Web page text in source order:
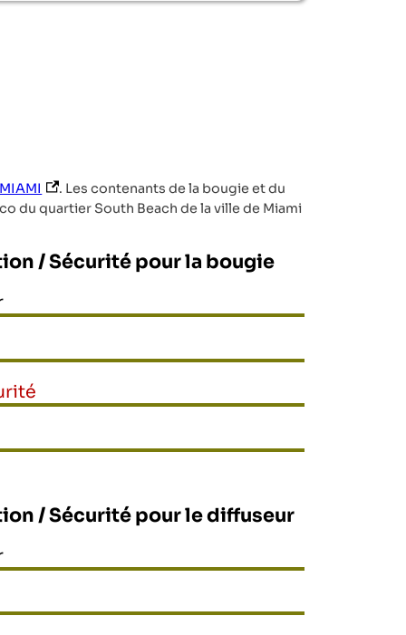
(s’ouvre dans un nouvel onglet)
. Les contenants de la bougie et du
du quartier South Beach de la ville de Miami
/ Sécurité pour la bougie
/ Sécurité pour le diffuseur